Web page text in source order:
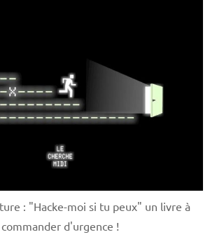
: "Hacke-moi si tu peux" un livre à
commander d'urgence !